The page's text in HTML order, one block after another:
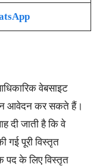
वेबसाइट
आवेदन कर सकते हैं।
दी जाती है कि वे
गई पूरी विस्तृत
पद के लिए विस्तृत